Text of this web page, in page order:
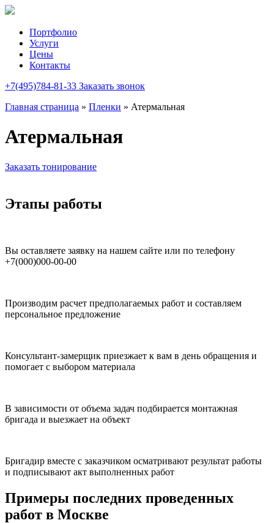
Портфолио
Услуги
Цены
Контакты
+7(495)784-81-33 Заказать звонок
Главная страница » Пленки » Атермальная
Атермальная
Заказать тонирование
Этапы работы
Вы оставляете заявку на нашем сайте или по телефону
+7(000)000-00-00
Производим расчет предполагаемых работ и составляем
персональное предложение
Консультант-замерщик приезжает к вам в день обращения и
помогает с выбором материала
В зависимости от объема задач подбирается монтажная
бригада и выезжает на объект
Бригадир вместе с заказчиком осматривают результат работы
и подписывают акт выполненных работ
Примеры последних проведенных
работ в Москве